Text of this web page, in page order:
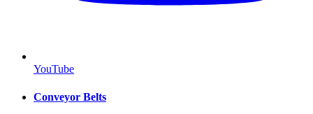
YouTube
Conveyor Belts